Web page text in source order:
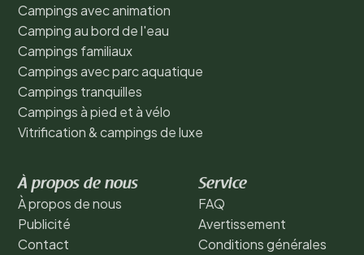
Campings avec animation
Camping au bord de l'eau
Campings familiaux
Campings avec parc aquatique
Campings tranquilles
Campings à pied et à vélo
Vitrification & campings de luxe
À propos de nous
À propos de nous
Publicité
Contact
Service
FAQ
Avertissement
Conditions générales